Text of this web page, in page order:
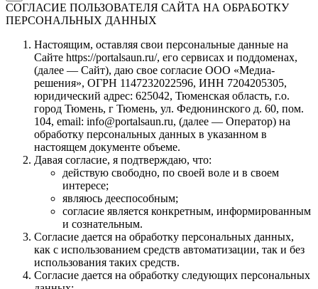
СОГЛАСИЕ ПОЛЬЗОВАТЕЛЯ САЙТА НА ОБРАБОТКУ
ПЕРСОНАЛЬНЫХ ДАННЫХ
Настоящим, оставляя свои персональные данные на
Сайте https://portalsaun.ru/, его сервисах и поддоменах,
(далее — Сайт), даю свое согласие ООО «Медиа-
решения», ОГРН 1147232022596, ИНН 7204205305,
юридический адрес: 625042, Тюменская область, г.о.
город Тюмень, г Тюмень, ул. Федюнинского д. 60, пом.
104, email: info@portalsaun.ru, (далее — Оператор) на
обработку персональных данных в указанном в
настоящем документе объеме.
Давая согласие, я подтверждаю, что:
действую свободно, по своей воле и в своем
интересе;
являюсь дееспособным;
согласие является конкретным, информированным
и сознательным.
Согласие дается на обработку персональных данных,
как с использованием средств автоматизации, так и без
использования таких средств.
Согласие дается на обработку следующих персональных